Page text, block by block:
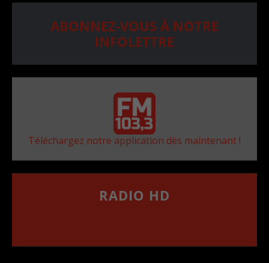
ABONNEZ-VOUS À NOTRE
INFOLETTRE
Téléchargez notre application dès maintenant !
RADIO HD